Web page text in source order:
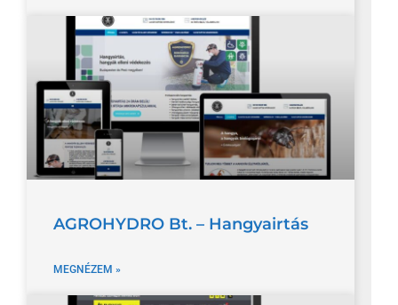
AGROHYDRO Bt. – Hangyairtás
MEGNÉZEM »